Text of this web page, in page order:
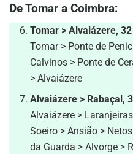
De Tomar a Coimbra:
Tomar > Alvaiázere,
Tomar > Ponte de
Calvinos > Ponte de
> Alvaiázere
Alvaiázere > Rabaçal,
Alvaiázere >
Soeiro > Ansião >
da Guarda > Alvorge >